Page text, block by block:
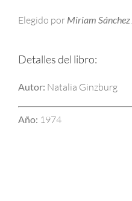
Elegido por Miriam Sánchez.
Detalles del libro:
Autor: Natalia Ginzburg
Año: 1974